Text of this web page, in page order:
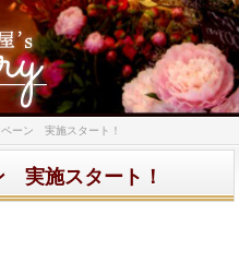
ーン 実施スタート！
実施スタート！